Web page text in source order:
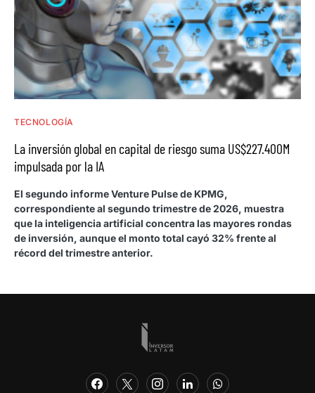
TECNOLOGÍA
La inversión global en capital de riesgo suma US$227.400M
impulsada por la IA
El segundo informe Venture Pulse de KPMG,
correspondiente al segundo trimestre de 2026, muestra
que la inteligencia artificial concentra las mayores rondas
de inversión, aunque el monto total cayó 32% frente al
récord del trimestre anterior.